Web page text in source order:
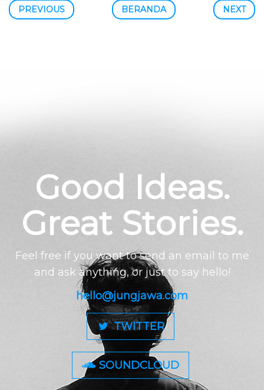
PREVIOUS NEXT
BERANDA
Good Ideas.
Great Stories.
Feel free if you want to send an email to me
and ask anything, or just to say hello!
hello@jungjawa.com
TWITTER
SOUNDCLOUD